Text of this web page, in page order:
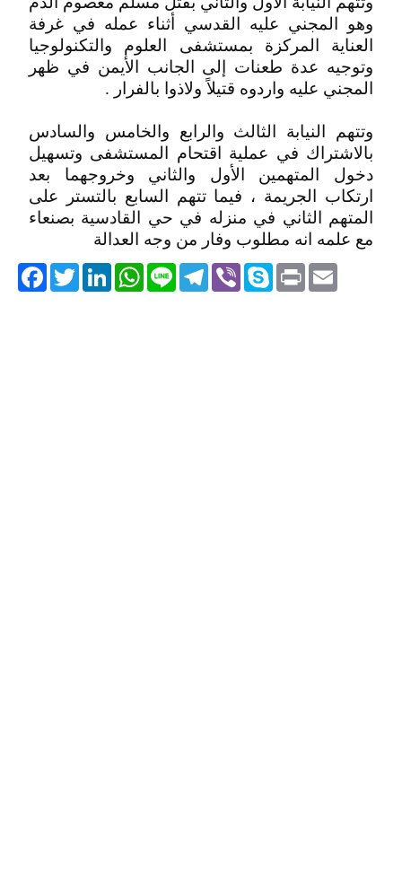
وهو المجني عليه القدسي أثناء عمله في غرفة
العناية المركزة بمستشفى العلوم والتكنولوجيا
وتوجيه عدة طعنات إلى الجانب الأيمن في ظهر
المجني عليه واردوه قتيلاً ولاذوا بالفرار .
وتتهم النيابة الثالث والرابع والخامس والسادس
بالاشتراك في عملية اقتحام المستشفى وتسهيل
دخول المتهمين الأول والثاني وخروجهما بعد
ارتكاب الجريمة ، فيما تتهم السابع بالتستر على
المتهم الثاني في منزله في حي القادسية بصنعاء
مع علمه انه مطلوب وفار من وجه العدالة
TwitterLinkedIn
WhatsApp Line
Telegram ViberSkype PrintEmail